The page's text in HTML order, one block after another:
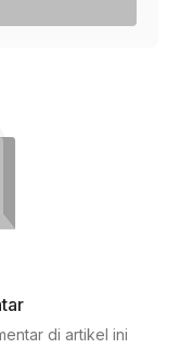
di artikel ini